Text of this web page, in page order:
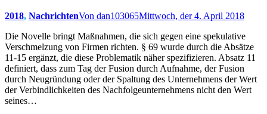
2018, NachrichtenVon dan103065Mittwoch, der 4. April 2018
Die Novelle bringt Maßnahmen, die sich gegen eine spekulative
Verschmelzung von Firmen richten. § 69 wurde durch die Absätze
11-15 ergänzt, die diese Problematik näher spezifizieren. Absatz 11
definiert, dass zum Tag der Fusion durch Aufnahme, der Fusion
durch Neugründung oder der Spaltung des Unternehmens der Wert
der Verbindlichkeiten des Nachfolgeunternehmens nicht den Wert
seines…